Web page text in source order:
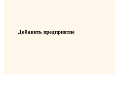
Добавить предприятие